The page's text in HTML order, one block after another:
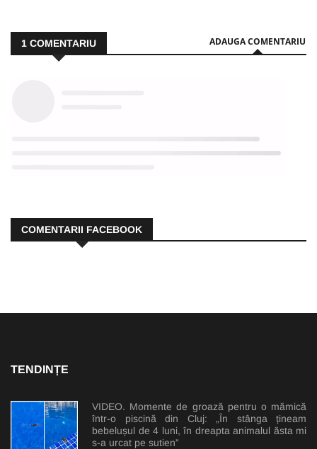
1 COMENTARIU ADAUGA COMENTARIU
COMENTARII FACEBOOK
TENDINȚE
VIDEO. Momente de groază pentru o mămică
într-o piscină din Cluj: „În stânga țineam
bebelușul de 4 luni, în dreapta animalul ăsta mi
s-a urcat pe sutien”